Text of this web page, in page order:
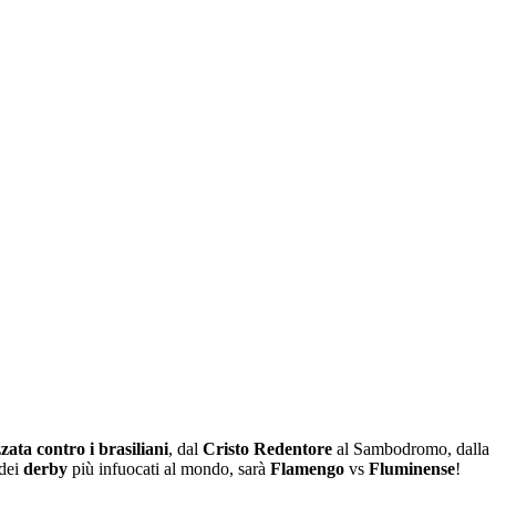
contro i brasiliani, dal Cristo Redentore al Sambodromo, dalla
derby più infuocati al mondo, sarà Flamengo vs Fluminense!